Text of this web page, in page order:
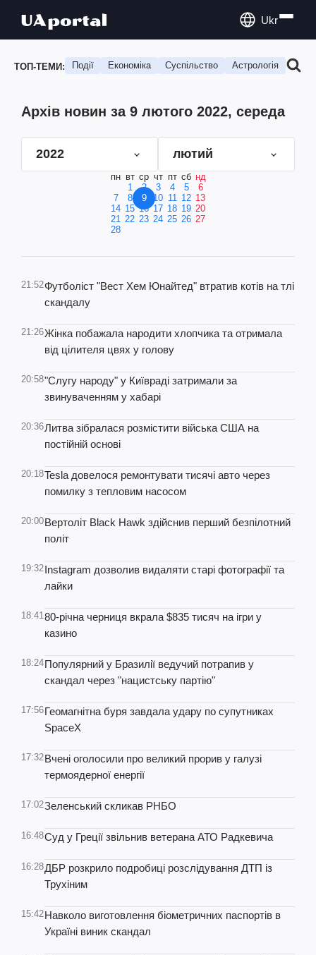
Ukr
ТОП-ТЕМИ: Події Економіка Суспільство Астрологія
Архів новин за 9 лютого 2022, середа
2022 лютий
пн вт ср чт пт сб нд
1
2 3 4 5
6
7
8 9 10 11 12 13
14 15 16 17 18 19 20
21 22 23 24 25 26 27
28
21:52Футболіст "Вест Хем Юнайтед" втратив котів на тлі
скандалу
21:26Жінка побажала народити хлопчика та отримала
від цілителя цвях у голову
20:58"Слугу народу" у Київраді затримали за
звинуваченням у хабарі
20:36Литва зібралася розмістити війська США на
постійній основі
20:18Tesla довелося ремонтувати тисячі авто через
помилку з тепловим насосом
20:00Вертоліт Black Hawk здійснив перший безпілотний
політ
19:32Instagram дозволив видаляти старі фотографії та
лайки
18:4180-річна черниця вкрала $835 тисяч на ігри у
казино
18:24Популярний у Бразилії ведучий потрапив у
скандал через "нацистську партію"
17:56Геомагнітна буря завдала удару по супутниках
SpaceX
17:32Вчені оголосили про великий прорив у галузі
термоядерної енергії
17:02Зеленський скликав РНБО
16:48Суд у Греції звільнив ветерана АТО Радкевича
16:28ДБР розкрило подробиці розслідування ДТП із
Трухіним
15:42Навколо виготовлення біометричних паспортів в
Україні виник скандал